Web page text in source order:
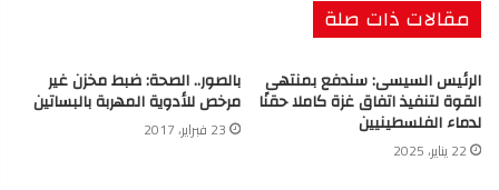
مقالات ذات صلة
الرئيس السيسى: سندفع بمنتهى
القوة لتنفيذ اتفاق غزة كاملا حقنًا
لدماء الفلسطينيين
22 يناير، 2025
بالصور.. الصحة: ضبط مخزن غير
مرخص للأدوية المهربة بالبساتين
23 فبراير، 2017